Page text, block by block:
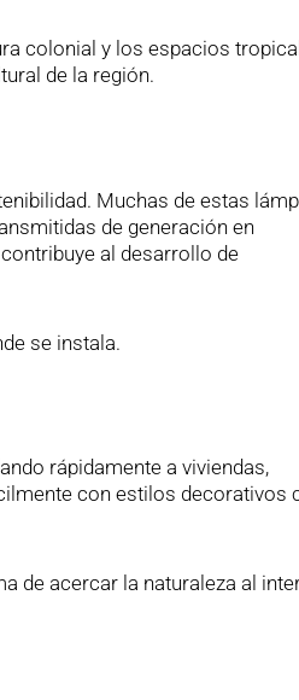
colonial y los espacios
de la región.
Muchas de estas
de generación en
al desarrollo de
se instala.
rápidamente a viviendas,
con estilos decorativos
de acercar la naturaleza al